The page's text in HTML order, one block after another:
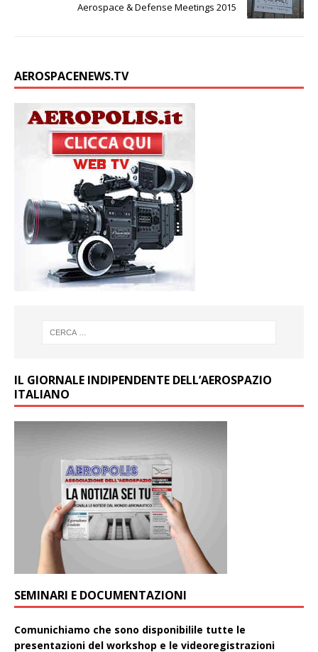
Aerospace & Defense Meetings 2015
AEROSPACENEWS.TV
IL GIORNALE INDIPENDENTE DELL’AEROSPAZIO
ITALIANO
SEMINARI E DOCUMENTAZIONI
Comunichiamo che sono disponibilile tutte le
presentazioni del workshop e le videoregistrazioni